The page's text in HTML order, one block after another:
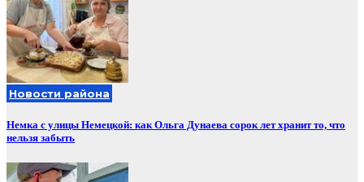
Новости района
Немка с улицы Немецкой: как Ольга Дунаева сорок лет хранит то, что
нельзя забыть